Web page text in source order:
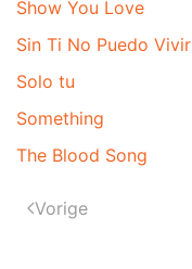
Show You Love
Sin Ti No Puedo Vivir
Solo tu
Something
The Blood Song
Vorige